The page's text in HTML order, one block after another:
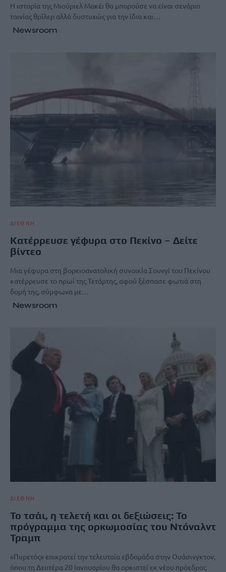
Η ιστορία της Μιούριελ Μακέι θα μπορούσε να είναι σενάριο
ταινίας θρίλερ αλλά δυστυχώς για την ίδια και…
Newsroom
ΔΙΕΘΝΗ
Κατέρρευσε γέφυρα στο Πεκίνο – Δείτε
βίντεο
Μια γέφυρα στη βορειοανατολική συνοικία Σουνγί του Πεκίνου
κατέρρευσε το πρωί της Τετάρτης, αφού ξέσπασε φωτιά στη
δομή της, σύμφωνα με…
Newsroom
ΔΙΕΘΝΗ
Το τσάι, η τελετή και οι δεξιώσεις: Το
πρόγραμμα της ορκωμοσίας του Ντόναλντ
Τραμπ
«Πυρετός» επικρατεί την τελευταία εβδομάδα στην Ουάσινγκτον,
όπου τη Δευτέρα 20 Ιανουαρίου θα ορκιστεί εκ νέου πρόεδρος